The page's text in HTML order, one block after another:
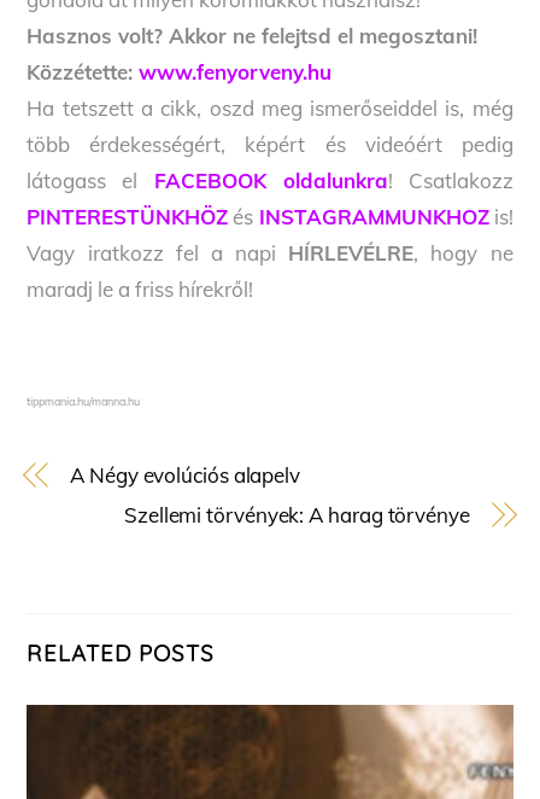
Hasznos volt? Akkor ne felejtsd el megosztani!
Közzétette:www.fenyorveny.hu
Ha tetszett a cikk, oszd meg ismerőseiddel is, még
több érdekességért, képért és videóért pedig
látogass el FACEBOOK oldalunkra! Csatlakozz
PINTERESTÜNKHÖZ és INSTAGRAMMUNKHOZis!
Vagy iratkozz fel a napi HÍRLEVÉLRE, hogy ne
maradj le a friss hírekről!
tippmania.hu/manna.hu
A Négy evolúciós alapelv
Szellemi törvények: A harag törvénye
RELATED POSTS